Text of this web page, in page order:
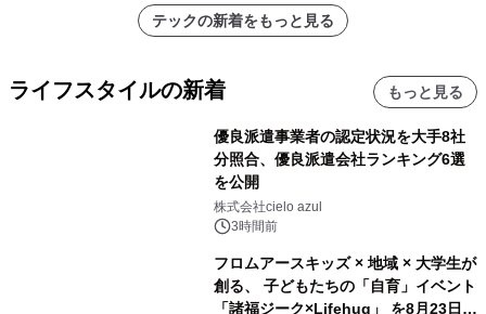
アーティストを フィーチャーしたアニ
メーションを公開～
テックの新着をもっと見る
ライフスタイルの新着 もっと見る
優良派遣事業者の認定状況を大手8社
分照合、優良派遣会社ランキング6選
を公開
株式会社cielo azul
3時間前
フロムアースキッズ × 地域 × 大学生が
創る、 子どもたちの「自育」イベント
「諸福ジーク×Lifehug」 を8月23日